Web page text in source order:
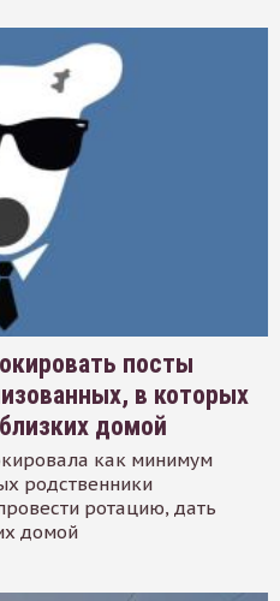
посты
в которых
домой
как минимум
родственники
ротацию, дать
домой